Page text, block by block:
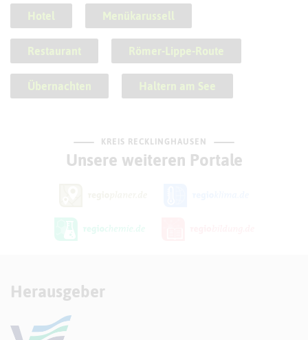
Hotel Menükarussell
Restaurant Römer-Lippe-Route
Übernachten Haltern am See
KREIS RECKLINGHAUSEN
Unsere weiteren Portale
Herausgeber